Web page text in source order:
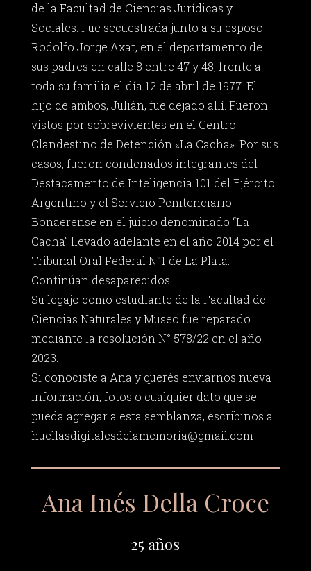
de la Facultad de Ciencias Jurídicas y
Sociales. Fue secuestrada junto a su esposo
Rodolfo Jorge Axat, en el departamento de
sus padres en calle 8 entre 47 y 48, frente a
toda su familia el día 12 de abril de 1977. El
hijo de ambos, Julián, fue dejado allí. Fueron
vistos por sobrevivientes en el Centro
Clandestino de Detención «La Cacha». Por sus
casos, fueron condenados integrantes del
Destacamento de Inteligencia 101 del Ejército
Argentino y el Servicio Penitenciario
Bonaerense en el juicio denominado “La
Cacha” llevado adelante en el año 2014 por el
Tribunal Oral Federal N°1 de La Plata.
Continúan desaparecidos.
Su legajo como estudiante de la Facultad de
Ciencias Naturales y Museo fue reparado
mediante la resolución N° 578/22 en el año
2023.
Si conociste a Ana y querés enviarnos nueva
información, fotos o cualquier dato que se
pueda agregar a esta semblanza, escribinos a
huellasdigitalesdelamemoria@gmail.com
Ana Inés Della Croce
25 años